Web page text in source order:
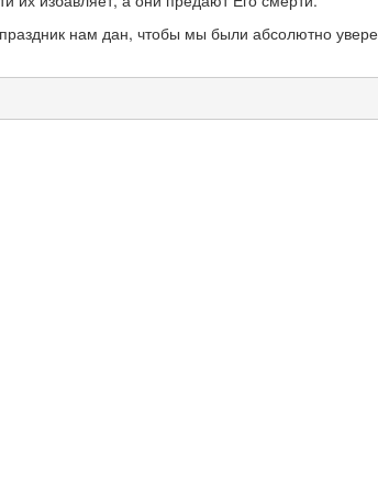
нам дан, чтобы мы были абсолютно